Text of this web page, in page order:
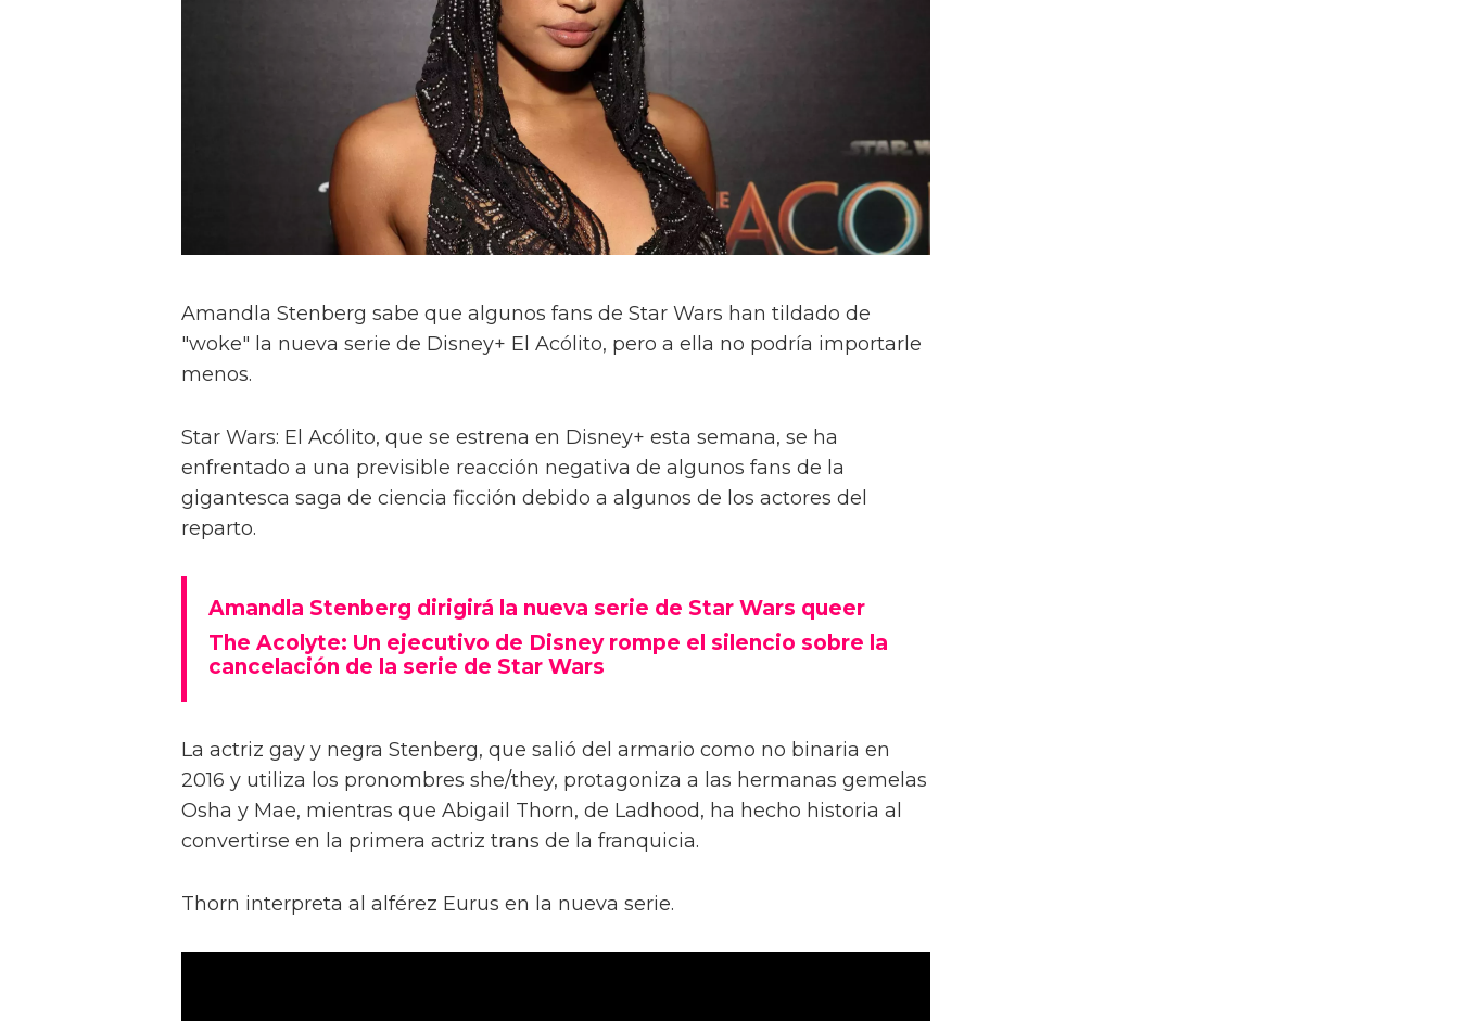
Amandla Stenberg sabe que algunos fans de Star Wars han tildado de
"woke" la nueva serie de Disney+ El Acólito, pero a ella no podría importarle
menos.
Star Wars: El Acólito, que se estrena en Disney+ esta semana, se ha
enfrentado a una previsible reacción negativa de algunos fans de la
gigantesca saga de ciencia ficción debido a algunos de los actores del
reparto.
Amandla Stenberg dirigirá la nueva serie de Star Wars queer
The Acolyte: Un ejecutivo de Disney rompe el silencio sobre la
cancelación de la serie de Star Wars
La actriz gay y negra Stenberg, que salió del armario como no binaria en
2016 y utiliza los pronombres she/they, protagoniza a las hermanas gemelas
Osha y Mae, mientras que Abigail Thorn, de Ladhood, ha hecho historia al
convertirse en la primera actriz trans de la franquicia.
Thorn interpreta al alférez Eurus en la nueva serie.